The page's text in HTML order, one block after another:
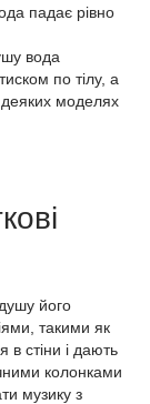
падає рівно
вода
по тілу, а
моделях
його
такими як
стіни і дають
колонками
музику з